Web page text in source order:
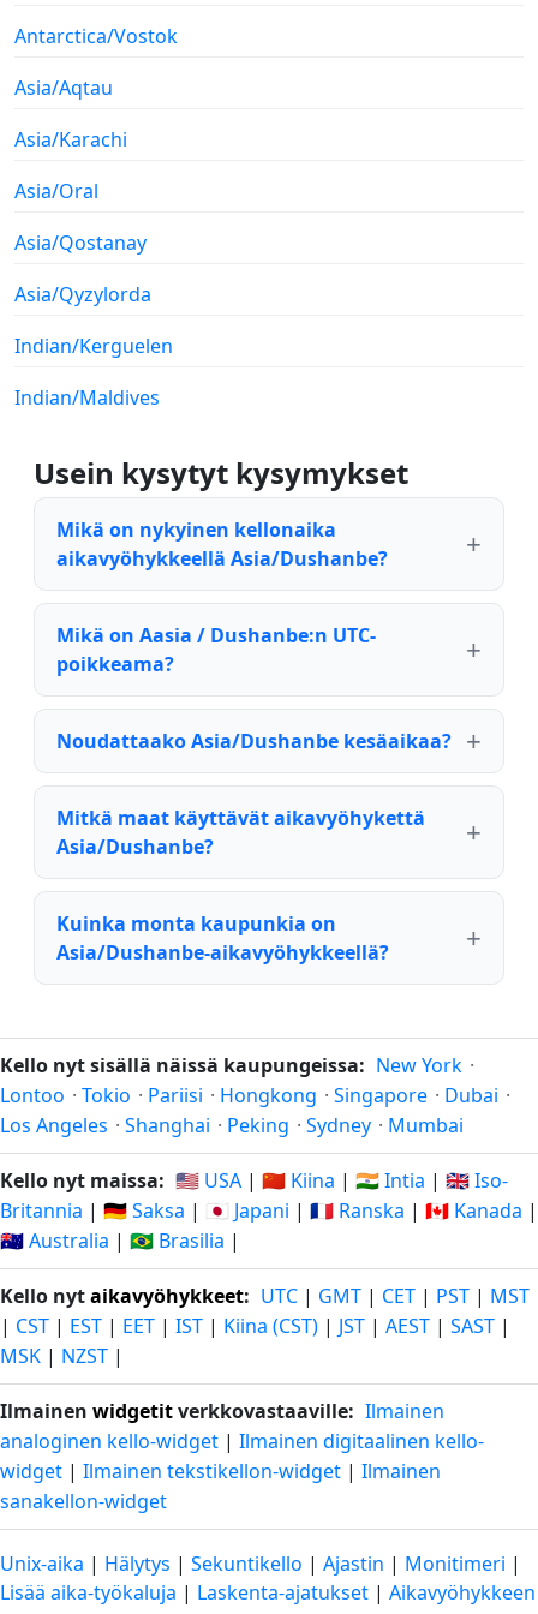
Antarctica/Vostok
Asia/Aqtau
Asia/Karachi
Asia/Oral
Asia/Qostanay
Asia/Qyzylorda
Indian/Kerguelen
Indian/Maldives
Usein kysytyt kysymykset
Mikä on nykyinen kellonaika
aikavyöhykkeellä Asia/Dushanbe?
Mikä on Aasia / Dushanbe:n UTC-
poikkeama?
Noudattaako Asia/Dushanbe kesäaikaa?
Mitkä maat käyttävät aikavyöhykettä
Asia/Dushanbe?
Kuinka monta kaupunkia on
Asia/Dushanbe-aikavyöhykkeellä?
Kello nyt sisällä näissä kaupungeissa: New York ·
Lontoo · Tokio · Pariisi · Hongkong · Singapore · Dubai ·
Los Angeles · Shanghai · Peking · Sydney · Mumbai
Kello nyt maissa: 🇺🇸 USA | 🇨🇳 Kiina | 🇮🇳 Intia | 🇬🇧 Iso-
Britannia | 🇩🇪 Saksa | 🇯🇵 Japani | 🇫🇷 Ranska | 🇨🇦 Kanada |
🇦🇺 Australia | 🇧🇷 Brasilia |
Kello nytaikavyöhykkeet: UTC | GMT | CET | PST | MST
| CST | EST | EET | IST | Kiina (CST) | JST | AEST | SAST |
MSK | NZST |
Ilmainen widgetitverkkovastaaville: Ilmainen
analoginen kello-widget | Ilmainen digitaalinen kello-
widget | Ilmainen tekstikellon-widget | Ilmainen
sanakellon-widget
Unix-aika | Hälytys | Sekuntikello | Ajastin | Monitimeri |
Lisää aika-työkaluja | Laskenta-ajatukset | Aikavyöhykkeen